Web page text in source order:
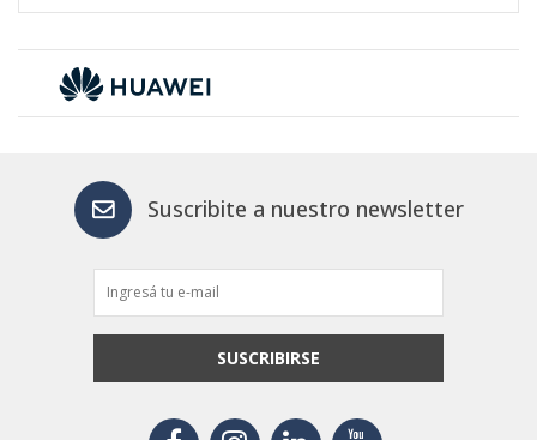
Suscribite a nuestro newsletter
SUSCRIBIRSE